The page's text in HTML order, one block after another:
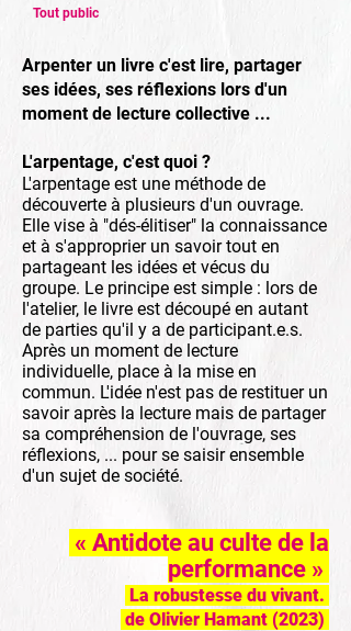
Tout public
Arpenter un livre c'est lire, partager
ses idées, ses réflexions lors d'un
moment de lecture collective ...
L'arpentage, c'est quoi ?
L'arpentage est une méthode de
découverte à plusieurs d'un ouvrage.
Elle vise à "dés-élitiser" la connaissance
et à s'approprier un savoir tout en
partageant les idées et vécus du
groupe. Le principe est simple : lors de
l'atelier, le livre est découpé en autant
de parties qu'il y a de participant.e.s.
Après un moment de lecture
individuelle, place à la mise en
commun. L'idée n'est pas de restituer un
savoir après la lecture mais de partager
sa compréhension de l'ouvrage, ses
réflexions, ... pour se saisir ensemble
d'un sujet de société.
« Antidote au culte de la
performance »
La robustesse du vivant.
de Olivier Hamant (2023)